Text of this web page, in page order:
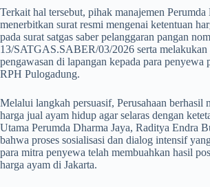
Terkait hal tersebut, pihak manajemen
menerbitkan surat resmi mengenai ketentuan
pada surat satgas saber pelanggaran pangan
13/SATGAS.SABER/03/2026 serta melakukan
pengawasan di lapangan kepada para penyewa
RPH Pulogadung.
Melalui langkah persuasif, Perusahaan berhasil
harga jual ayam hidup agar selaras dengan
Utama Perumda Dharma Jaya, Raditya Endra
bahwa proses sosialisasi dan dialog intensif
para mitra penyewa telah membuahkan hasil
harga ayam di Jakarta.